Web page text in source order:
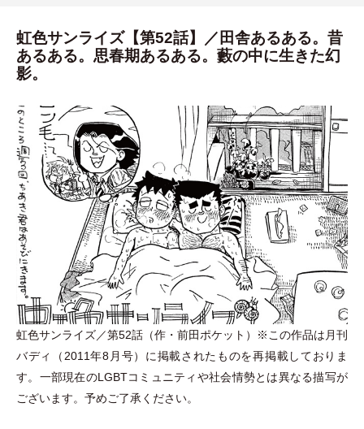
虹色サンライズ【第52話】／田舎あるある。昔
あるある。思春期あるある。藪の中に生きた幻
影。
虹色サンライズ／第52話 （作 ・ 前田ポケット ）
※この作品は月刊
バディ
（2011年8月号） に掲載されたものを再掲載しておりま
す。一部現在のLGBTコミュニティや社会情勢とは異なる描写が
ございます。予めご了承ください。